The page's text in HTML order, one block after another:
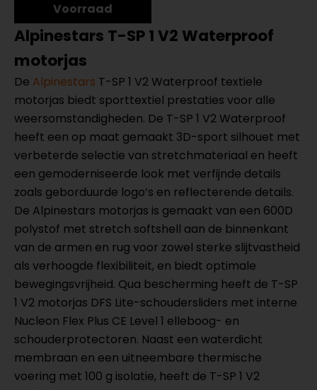
Voorraad
Alpinestars T-SP 1 V2 Waterproof
motorjas
De Alpinestars T-SP 1 V2 Waterproof textiele
motorjas biedt sporttextiel prestaties voor alle
weersomstandigheden. De T-SP 1 V2 Waterproof
heeft een op maat gemaakt 3D-sport silhouet met
verbeterde selectie van stretchmateriaal en heeft
een gemoderniseerde look met verfijnde details
zoals geborduurde logo’s en reflecterende details.
De Alpinestars motorjas is gemaakt van een 600D
polystof met stretch softshell aan de binnenkant
van de armen en rug voor zowel sterke slijtvastheid
als verhoogde flexibiliteit, en biedt optimale
bewegingsvrijheid. Qua bescherming heeft de T-SP
1 V2 motorjas DFS Lite-schoudersliders met interne
Nucleon Flex Plus CE Level 1 elleboog- en
schouderprotectoren. Naast een waterdicht
membraan en een uitneembare thermische
voering met 100 g isolatie, heeft de T-SP 1 V2